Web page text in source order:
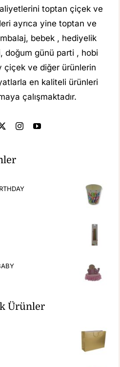
toptan çiçek ve
ayrıca yine toptan ve
bebek , hediyelik
doğum günü parti , hobi
çiçek ve diğer ürünlerin
en kaliteli ürünleri
çalışmaktadır.
Ürünler